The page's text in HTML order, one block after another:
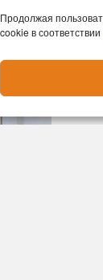
Продолжая
cookie в соответствии